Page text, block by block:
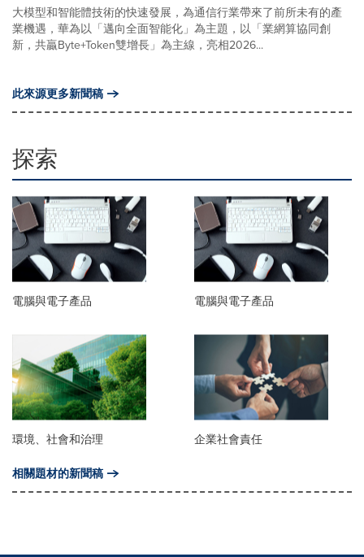
大模型和智能體技術的快速發展，為通信行業帶來了前所未有的產
業機遇，華為以「邁向全面智能化」為主題，以「業網算協同創
新，共贏Byte+Token雙增長」為主線，亮相2026...
此來源更多新聞稿
探索
電腦與電子產品 電腦與電子產品
環境、社會和治理 企業社會責任
相關題材的新聞稿